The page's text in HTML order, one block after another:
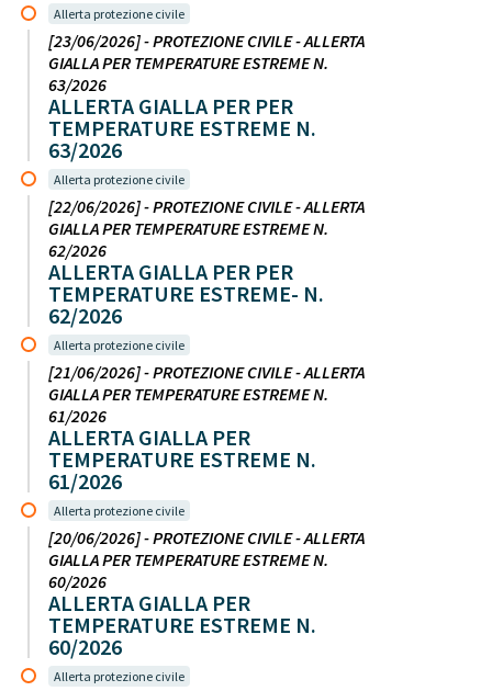
Allerta protezione civile
[23/06/2026] - PROTEZIONE CIVILE - ALLERTA
GIALLA PER TEMPERATURE ESTREME N.
63/2026
ALLERTA GIALLA PER PER
TEMPERATURE ESTREME N.
63/2026
Allerta protezione civile
[22/06/2026] - PROTEZIONE CIVILE - ALLERTA
GIALLA PER TEMPERATURE ESTREME N.
62/2026
ALLERTA GIALLA PER PER
TEMPERATURE ESTREME- N.
62/2026
Allerta protezione civile
[21/06/2026] - PROTEZIONE CIVILE - ALLERTA
GIALLA PER TEMPERATURE ESTREME N.
61/2026
ALLERTA GIALLA PER
TEMPERATURE ESTREME N.
61/2026
Allerta protezione civile
[20/06/2026] - PROTEZIONE CIVILE - ALLERTA
GIALLA PER TEMPERATURE ESTREME N.
60/2026
ALLERTA GIALLA PER
TEMPERATURE ESTREME N.
60/2026
Allerta protezione civile